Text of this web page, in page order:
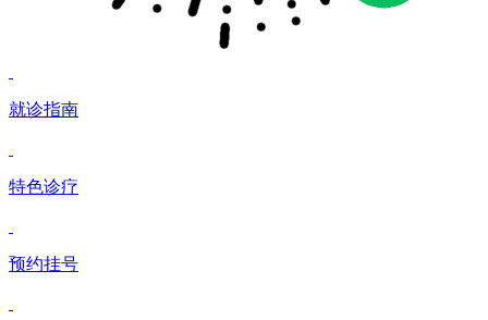
就诊指南
特色诊疗
预约挂号